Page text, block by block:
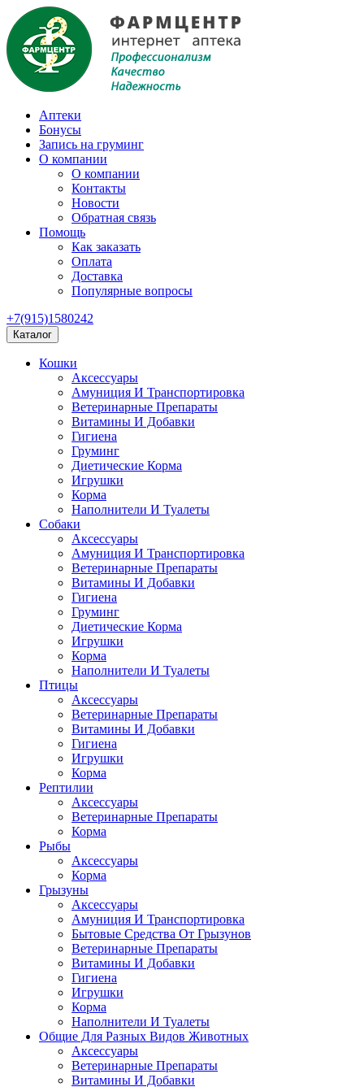
Аптеки
Бонусы
Запись на груминг
О компании
О компании
Контакты
Новости
Обратная связь
Помощь
Как заказать
Оплата
Доставка
Популярные вопросы
+7(915)1580242
Каталог
Кошки
Аксессуары
Амуниция И Транспортировка
Ветеринарные Препараты
Витамины И Добавки
Гигиена
Груминг
Диетические Корма
Игрушки
Корма
Наполнители И Туалеты
Собаки
Аксессуары
Амуниция И Транспортировка
Ветеринарные Препараты
Витамины И Добавки
Гигиена
Груминг
Диетические Корма
Игрушки
Корма
Наполнители И Туалеты
Птицы
Аксессуары
Ветеринарные Препараты
Витамины И Добавки
Гигиена
Игрушки
Корма
Рептилии
Аксессуары
Ветеринарные Препараты
Корма
Рыбы
Аксессуары
Корма
Грызуны
Аксессуары
Амуниция И Транспортировка
Бытовые Средства От Грызунов
Ветеринарные Препараты
Витамины И Добавки
Гигиена
Игрушки
Корма
Наполнители И Туалеты
Общие Для Разных Видов Животных
Аксессуары
Ветеринарные Препараты
Витамины И Добавки